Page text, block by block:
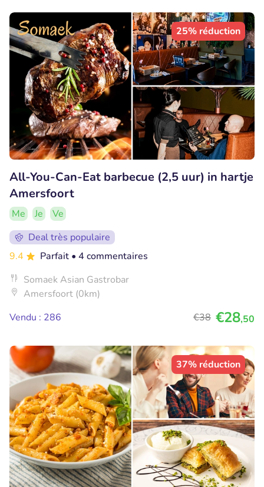
25% réduction
All-You-Can-Eat barbecue (2,5 uur) in hartje
Amersfoort
Me Je
Ve
Deal très populaire
9.4
Parfait • 4 commentaires
Somaek Asian Gastrobar
Amersfoort (0km)
Vendu : 286
€38 €28,50
37% réduction